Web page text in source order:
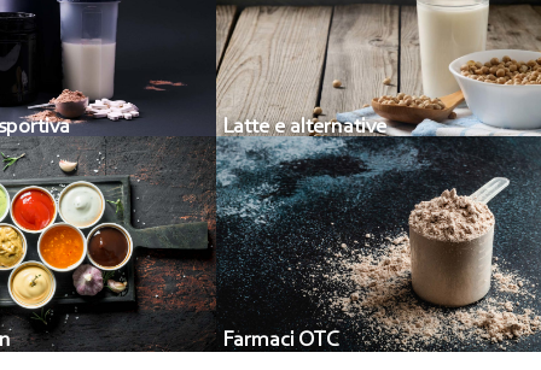
Latte e alternative
Farmaci OTC